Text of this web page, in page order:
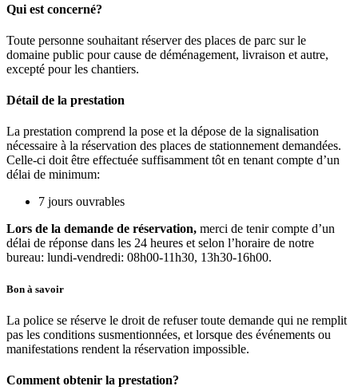
Qui est concerné?
Toute personne souhaitant réserver des places de parc sur le
domaine public pour cause de déménagement, livraison et autre,
excepté pour les chantiers.
Détail de la prestation
La prestation comprend la pose et la dépose de la signalisation
nécessaire à la réservation des places de stationnement demandées.
Celle-ci doit être effectuée suffisamment tôt en tenant compte d’un
délai de minimum:
7 jours ouvrables
Lors de la demande de réservation, merci de tenir compte d’un
délai de réponse dans les 24 heures et selon l’horaire de notre
bureau: lundi-vendredi: 08h00-11h30, 13h30-16h00.
Bon à savoir
La police se réserve le droit de refuser toute demande qui ne remplit
pas les conditions susmentionnées, et lorsque des événements ou
manifestations rendent la réservation impossible.
Comment obtenir la prestation?